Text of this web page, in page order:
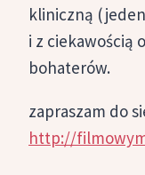
kliniczną
i z ciekawością
bohaterów.
zapraszam do
http://